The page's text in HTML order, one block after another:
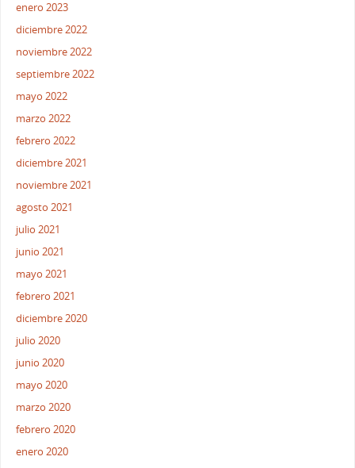
enero 2023
diciembre 2022
noviembre 2022
septiembre 2022
mayo 2022
marzo 2022
febrero 2022
diciembre 2021
noviembre 2021
agosto 2021
julio 2021
junio 2021
mayo 2021
febrero 2021
diciembre 2020
julio 2020
junio 2020
mayo 2020
marzo 2020
febrero 2020
enero 2020